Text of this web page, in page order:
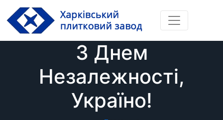
Перейти
до
вмісту
З Днем
Незалежності,
Україно!